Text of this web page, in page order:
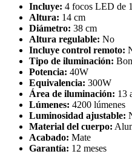
Incluye: 4 focos LED de
Altura: 14 cm
Diámetro: 38 cm
Altura regulable: No
Incluye control remoto:
Tipo de iluminación:
Potencia: 40W
Equivalencia: 300W
Área de iluminación: 13
Lúmenes: 4200 lúmenes
Luminosidad ajustable:
Material del cuerpo:
Acabado: Mate
Garantía: 12 meses